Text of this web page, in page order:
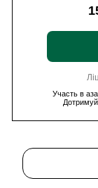
Участь в